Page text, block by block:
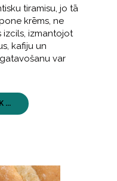
tiramisu, jo tā
krēms, ne
izcils, izmantojot
kafiju un
var
...